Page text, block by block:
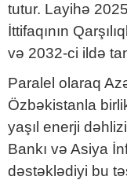
tutur. Layihə
İttifaqının
və 2032-ci ildə
Paralel olaraq
Özbəkistanla
yaşıl enerji
Bankı və Asiya
dəstəklədiyi bu